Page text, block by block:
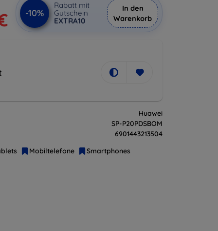
-10%
Rabatt mit
Gutschein
EXTRA10
In den
Warenkorb
Huawei
SP-P20PDSBOM
6901443213504
Mobiltelefone Smartphones